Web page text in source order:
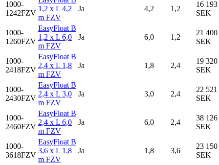
1000-
1242FZV
1,2 x L 4,2
m FZV
Ja 4,2 1,2
16 193
SEK
1000-
1260FZV
EasyFloat B
1,2 x L 6,0
m FZV
Ja 6,0 1,2
21 400
SEK
1000-
2418FZV
EasyFloat B
2,4 x L 1,8
m FZV
Ja 1,8 2,4
19 320
SEK
1000-
2430FZV
EasyFloat B
2,4 x L 3,0
m FZV
Ja 3,0 2,4
22 521
SEK
1000-
2460FZV
EasyFloat B
2,4 x L 6,0
m FZV
Ja 6,0 2,4
38 126
SEK
1000-
3618FZV
EasyFloat B
3,6 x L 1,8
m FZV
Ja 1,8 3,6
23 150
SEK